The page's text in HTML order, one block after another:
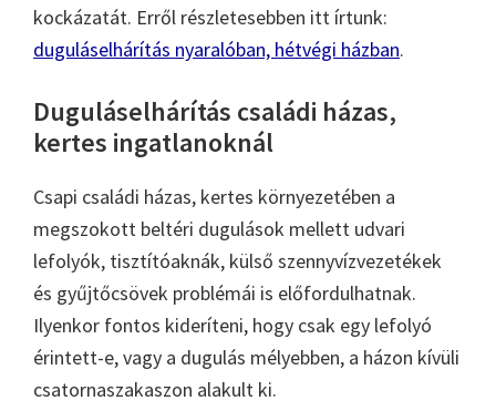
kockázatát. Erről részletesebben itt írtunk:
duguláselhárítás nyaralóban, hétvégi házban.
Duguláselhárítás családi házas,
kertes ingatlanoknál
Csapi családi házas, kertes környezetében a
megszokott beltéri dugulások mellett udvari
lefolyók, tisztítóaknák, külső szennyvízvezetékek
és gyűjtőcsövek problémái is előfordulhatnak.
Ilyenkor fontos kideríteni, hogy csak egy lefolyó
érintett-e, vagy a dugulás mélyebben, a házon kívüli
csatornaszakaszon alakult ki.